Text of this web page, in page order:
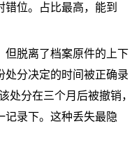
位。占比最高，能到
但脱离了档案原件的上下
处分决定的时间被正确录
处分在三个月后被撤销，
记录下。这种丢失最隐